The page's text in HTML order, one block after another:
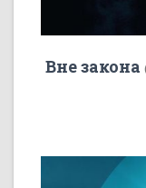
Вне закона